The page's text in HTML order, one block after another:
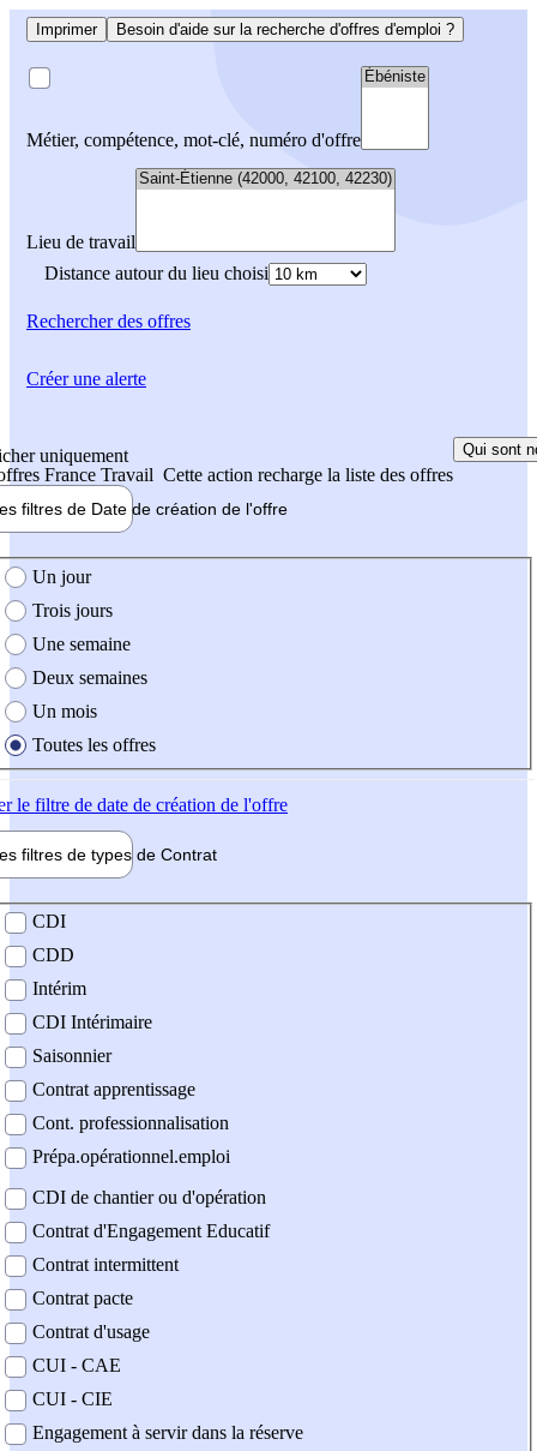
Imprimer Besoin d'aide sur la recherche d'offres d'emploi ?
Métier, compétence, mot-clé, numéro d'offre
Lieu de travail
Distance autour du lieu choisi
Rechercherdes offres
uniquement
France Travail Cette action recharge la liste des offres
Qui sont
filtres de Date de création de l'offre
création de l'offre
Un jour
Trois jours
Une semaine
Deux semaines
Un mois
Toutes les offres
le filtre de date de création de l'offre
filtres de types de Contrat
contrat
CDI
CDD
Intérim
CDI Intérimaire
Saisonnier
Contrat apprentissage
Cont. professionnalisation
Prépa.opérationnel.emploi
CDI de chantier ou d'opération
Contrat d'Engagement Educatif
Contrat intermittent
Contrat pacte
Contrat d'usage
CUI - CAE
CUI - CIE
Engagement à servir dans la réserve
Créer une alerte